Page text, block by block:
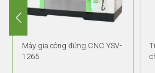
Máy gia công đứng CNC YSV-
1265